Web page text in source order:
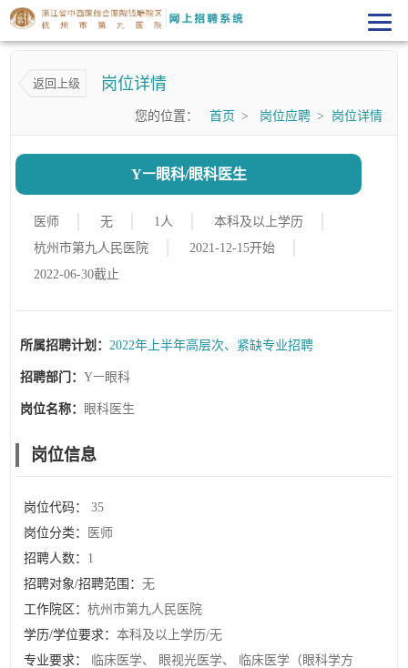
返回上级 岗位详情
您的位置： 首页 > 岗位应聘 > 岗位详情
Yㅡ眼科/眼科医生
医师 无 1人
本科及以上学历
杭州市第九人民医院
2021-12-15开始
2022-06-30截止
所属招聘计划：2022年上半年高层次、紧缺专业招聘
招聘部门：Yㅡ眼科
岗位名称： 眼科医生
岗位信息
岗位代码：35
岗位分类：
医师
招聘人数： 1
招聘对象/招聘范围：无
工作院区：杭州市第九人民医院
学历/学位要求：本科及以上学历/无
专业要求：
临床医学、 眼视光医学、 临床医学（眼科学方